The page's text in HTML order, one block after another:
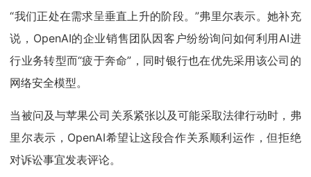
“我们正处在需求呈垂直上升的阶段。”弗里尔表示。她补充
说，OpenAI的企业销售团队因客户纷纷询问如何利用AI进
行业务转型而“疲于奔命”，同时银行也在优先采用该公司的
网络安全模型。
当被问及与苹果公司关系紧张以及可能采取法律行动时，弗
里尔表示，OpenAI希望让这段合作关系顺利运作，但拒绝
对诉讼事宜发表评论。